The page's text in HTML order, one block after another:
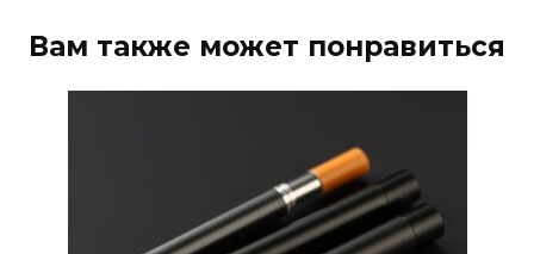
Вам также может понравиться